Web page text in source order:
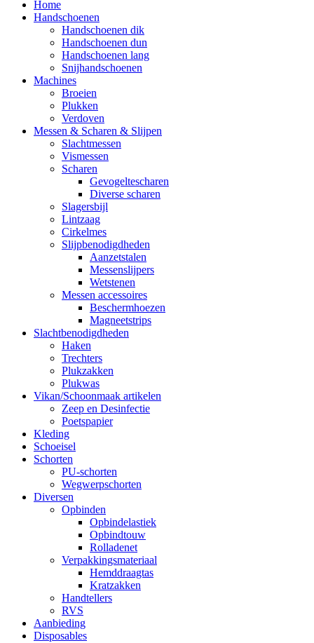
Home
Handschoenen
Handschoenen dik
Handschoenen dun
Handschoenen lang
Snijhandschoenen
Machines
Broeien
Plukken
Verdoven
Messen & Scharen & Slijpen
Slachtmessen
Vismessen
Scharen
Gevogeltescharen
Diverse scharen
Slagersbijl
Lintzaag
Cirkelmes
Slijpbenodigdheden
Aanzetstalen
Messenslijpers
Wetstenen
Messen accessoires
Beschermhoezen
Magneetstrips
Slachtbenodigdheden
Haken
Trechters
Plukzakken
Plukwas
Vikan/Schoonmaak artikelen
Zeep en Desinfectie
Poetspapier
Kleding
Schoeisel
Schorten
PU-schorten
Wegwerpschorten
Diversen
Opbinden
Opbindelastiek
Opbindtouw
Rolladenet
Verpakkingsmateriaal
Hemddraagtas
Kratzakken
Handtellers
RVS
Aanbieding
Disposables